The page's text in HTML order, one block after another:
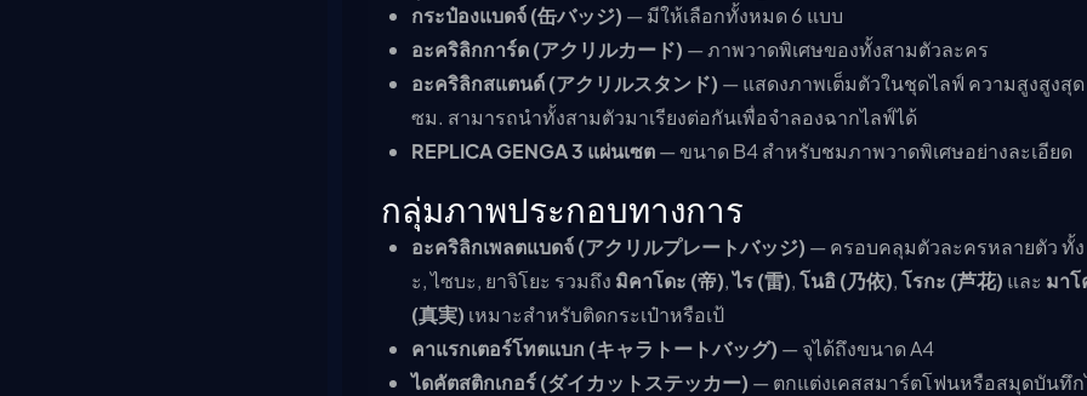
กระป๋องแบดจ์ (缶バッジ) — มีให้เลือกทั้งหมด 6 แบบ
อะคริลิกการ์ด (アクリルカード) — ภาพวาดพิเศษของทั้งสามตัวละคร
อะคริลิกสแตนด์ (アクリルスタンド) — แสดงภาพเต็มตัวในชุดไลฟ์ ความสูงสูงสุด
ซม. สามารถนำทั้งสามตัวมาเรียงต่อกันเพื่อจำลองฉากไลฟ์ได้
REPLICA GENGA 3 แผ่นเซต— ขนาด B4 สำหรับชมภาพวาดพิเศษอย่างละเอียด
กลุ่มภาพประกอบทางการ
อะคริลิกเพลตแบดจ์ (アクリルプレートバッジ) — ครอบคลุมตัวละครหลายตัว ทั้ง
ะ, ไซบะ, ยาจิโยะ รวมถึง มิคาโดะ (帝),ไร (雷),โนอิ (乃依),โรกะ (芦花) และ มาโ
(真実) เหมาะสำหรับติดกระเป๋าหรือเป้
คาแรกเตอร์โทตแบก (キャラトートバッグ) — จุได้ถึงขนาด A4
ไดคัตสติกเกอร์ (ダイカットステッカー) — ตกแต่งเคสสมาร์ตโฟนหรือสมุดบันทึก